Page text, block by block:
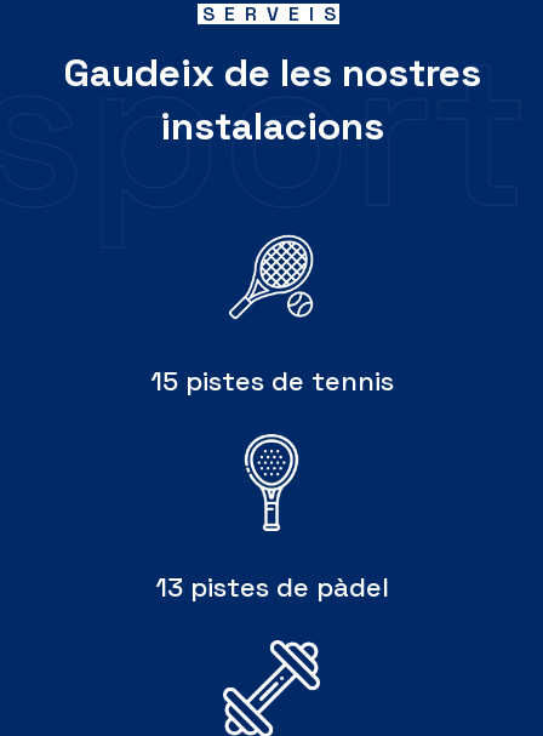
port
SERVEIS
Gaudeix de les nostres
instalacions
15 pistes de tennis
13 pistes de pàdel